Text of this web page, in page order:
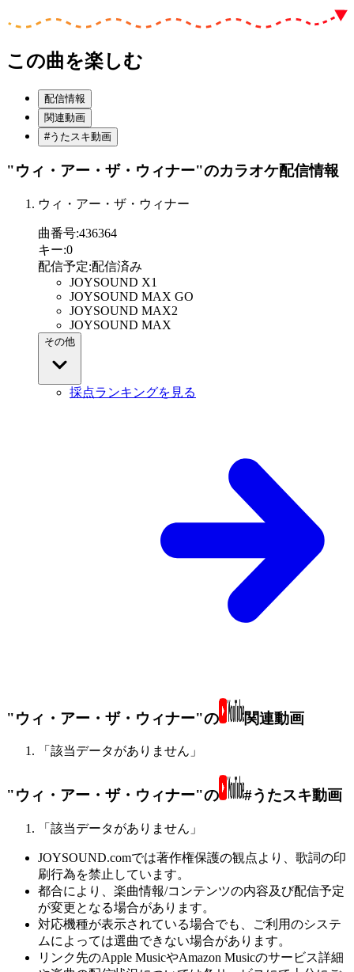
この曲を楽しむ
配信情報
関連動画
#うたスキ動画
"ウィ・アー・ザ・ウィナー"のカラオケ配信情報
ウィ・アー・ザ・ウィナー
曲番号:436364
キー:0
配信予定:配信済み
JOYSOUND X1
JOYSOUND MAX GO
JOYSOUND MAX2
JOYSOUND MAX
その他
採点ランキングを見る
"ウィ・アー・ザ・ウィナー"の 関連動画
「該当データがありません」
"ウィ・アー・ザ・ウィナー"の #うたスキ動画
「該当データがありません」
JOYSOUND.comでは著作権保護の観点より、歌詞の印
刷行為を禁止しています。
都合により、楽曲情報/コンテンツの内容及び配信予定
が変更となる場合があります。
対応機種が表示されている場合でも、ご利用のシステ
ムによっては選曲できない場合があります。
リンク先のApple MusicやAmazon Musicのサービス詳細